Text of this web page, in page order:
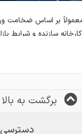
بر اساس ضخامت
کارخانه سازنده و شرایط
بررسی مشخصات فنی هر
فرآیند نورد گرم در دمای
محصول به دلیل
برگشت به بالا